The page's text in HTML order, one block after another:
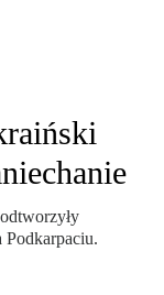
Podkarpaciu.